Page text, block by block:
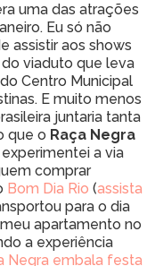
uma das atrações
Eu só não
assistir aos shows
viaduto que leva
Centro Municipal
E muito menos
juntaria tanta
que o Raça Negra
a via
comprar
Bom Dia Rio (assista
para o dia
apartamento no
a experiência
Negra embala festa